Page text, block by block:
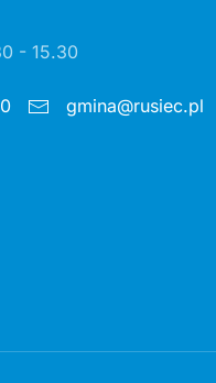
- 15.30
gmina@rusiec.pl